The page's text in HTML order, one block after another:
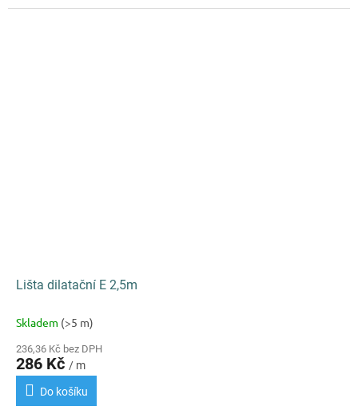
Lišta dilatační E 2,5m
Skladem (>5 m)
236,36 Kč bez DPH
286 Kč / m
Do košíku